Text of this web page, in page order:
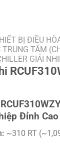
BỊ ĐIỀU
TÂM
GIẢI
Đỉnh Cao
~310 RT